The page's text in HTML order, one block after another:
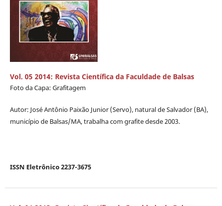
Vol. 05 2014: Revista Científica da Faculdade de Balsas
Foto da Capa: Grafitagem
Autor: José Antônio Paixão Junior (Servo), natural de Salvador (BA),
município de Balsas/MA, trabalha com grafite desde 2003.
ISSN Eletrônico 2237-3675